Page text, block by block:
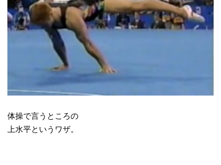
体操で言うところの
上水平というワザ。